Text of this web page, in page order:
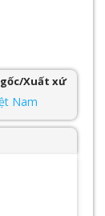
Xuất xứ
Nam